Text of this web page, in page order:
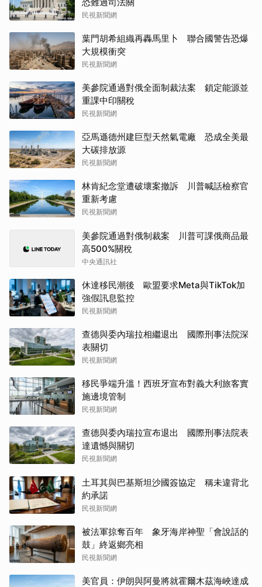
民視新聞網
葉門胡希組織再轟馬里卜 聯合國警告恐爆
大規模衝突
民視新聞網
美參院通過對俄全面制裁法案 鎖定能源並
重課中印關稅
民視新聞網
亞馬遜德州建巨型天然氣電廠 恐成全美最
大碳排放源
民視新聞網
林肯紀念堂遭破壞案撤訴 川普喊話檢察官
重新考慮
民視新聞網
美參院通過對俄制裁案 川普可課俄商品最
高500%關稅
中央通訊社
休達移民潮後 歐盟要求Meta與TikTok加
強假訊息監控
民視新聞網
查德與委內瑞拉相繼退出 國際刑事法院深
表關切
民視新聞網
移民爭端升溫！西班牙宣布對義大利旅客實
施邊境管制
民視新聞網
查德與委內瑞拉宣布退出 國際刑事法院表
達遺憾與關切
民視新聞網
土耳其與巴基斯坦沙國簽協定 稱未違背北
約承諾
民視新聞網
被法軍掠奪百年 象牙海岸神聖「會說話的
鼓」終返鄉亮相
民視新聞網
美官員：伊朗與阿曼將就霍爾木茲海峽達成